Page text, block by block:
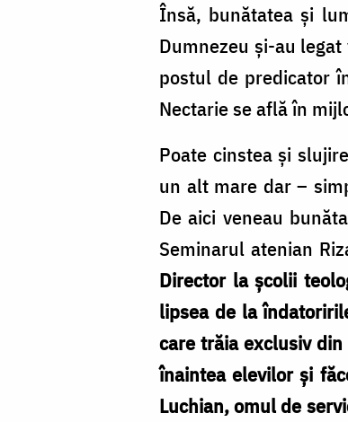
Însă, bunătatea și
Dumnezeu și-au
postul de predicator
Nectarie se află în
Poate cinstea și
un alt mare dar –
De aici veneau
Seminarul atenian
Director la școlii
lipsea de la
care trăia exclusiv
înaintea elevilor și
Luchian, omul de